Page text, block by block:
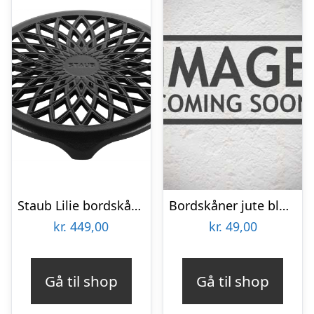
Staub Lilie bordskåner 23 cm, sort
kr. 449,00
Gå til shop
Bordskåner jute blomst – Ib Laursen Dia: 23 cm
kr. 49,00
Gå til shop